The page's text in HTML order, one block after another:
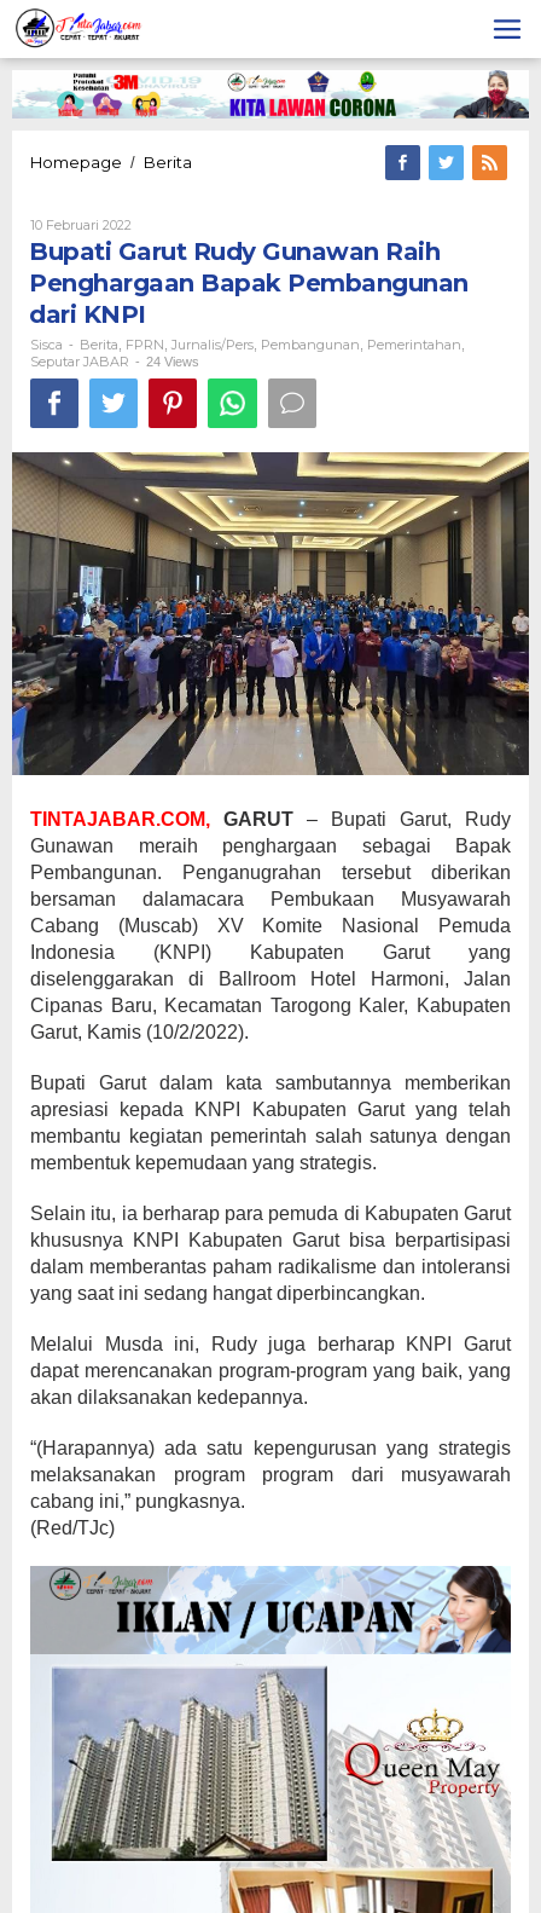
Lewati
ke
konten
Homepage / Berita
Raih
Penghargaan
Bapak
KNPI
10 Februari 2022
Bupati Garut Rudy Gunawan Raih
Penghargaan Bapak Pembangunan
dari KNPI
Sisca - Berita FPRN Jurnalis/pers Pembangunan Pemerintahan
Seputar JABAR - 24 Views
TINTAJABAR.COM, GARUT – Bupati Garut, Rudy
Gunawan meraih penghargaan sebagai Bapak
Pembangunan. Penganugrahan tersebut diberikan
bersaman dalamacara Pembukaan Musyawarah
Cabang (Muscab) XV Komite Nasional Pemuda
Indonesia (KNPI) Kabupaten Garut yang
diselenggarakan di Ballroom Hotel Harmoni, Jalan
Cipanas Baru, Kecamatan Tarogong Kaler, Kabupaten
Garut, Kamis (10/2/2022).
Bupati Garut dalam kata sambutannya memberikan
apresiasi kepada KNPI Kabupaten Garut yang telah
membantu kegiatan pemerintah salah satunya dengan
membentuk kepemudaan yang strategis.
Selain itu, ia berharap para pemuda di Kabupaten Garut
khususnya KNPI Kabupaten Garut bisa berpartisipasi
dalam memberantas paham radikalisme dan intoleransi
yang saat ini sedang hangat diperbincangkan.
Melalui Musda ini, Rudy juga berharap KNPI Garut
dapat merencanakan program-program yang baik, yang
akan dilaksanakan kedepannya.
“(Harapannya) ada satu kepengurusan yang strategis
melaksanakan program program dari musyawarah
cabang ini,” pungkasnya.
(Red/TJc)